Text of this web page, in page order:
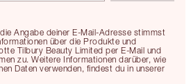
Angabe deiner E-Mail-Adresse stimmst
über die Produkte und
Tilbury Beauty Limited per E-Mail und
zu. Weitere Informationen darüber, wie
Daten verwenden, findest du in unserer